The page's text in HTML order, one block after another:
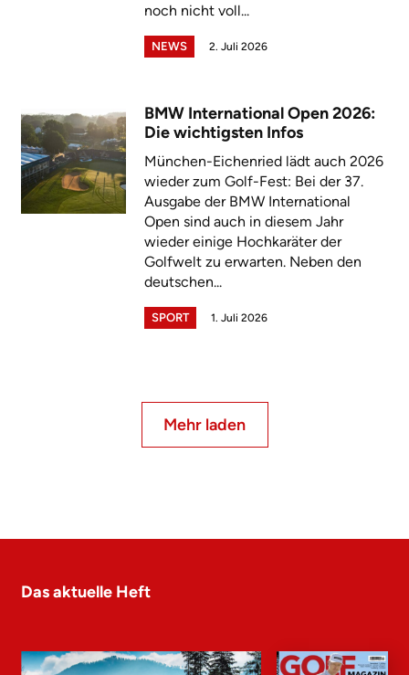
noch nicht voll...
NEWS 2. Juli 2026
BMW International Open 2026:
Die wichtigsten Infos
München-Eichenried lädt auch 2026
wieder zum Golf-Fest: Bei der 37.
Ausgabe der BMW International
Open sind auch in diesem Jahr
wieder einige Hochkaräter der
Golfwelt zu erwarten. Neben den
deutschen...
SPORT 1. Juli 2026
Mehr laden
Das aktuelle Heft